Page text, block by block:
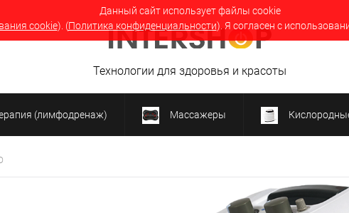
Данный сайт использует файлы cookie
cookie). (Политика конфиденциальности). Я согласен с
Технологии для здоровья и красоты
(лимфодренаж) Массажеры